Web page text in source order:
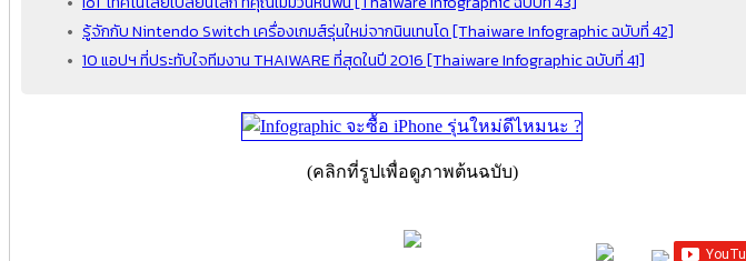
รู้จักกับ Nintendo Switch เครื่องเกมส์รุ่นใหม่จากนินเทนโด [Thaiware Infographic ฉบับที่ 42]
10 แอปฯ ที่ประทับใจทีมงาน THAIWARE ที่สุดในปี 2016 [Thaiware Infographic ฉบับที่ 41]
(คลิกที่รูปเพื่อดูภาพต้นฉบับ)